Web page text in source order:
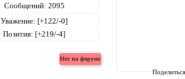
Сообщений: 2095
Уважение: [+122/-0]
Позитив: [+219/-4]